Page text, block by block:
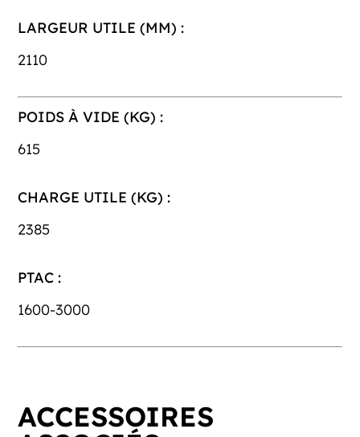
LARGEUR UTILE (MM) :
2110
POIDS À VIDE (KG) :
615
CHARGE UTILE (KG) :
2385
PTAC :
1600-3000
ACCESSOIRES